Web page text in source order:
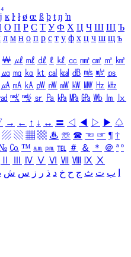
₄
ĸ ŀ ł ø œ ß þ ŧ ŋ ŉ
О П Р С Т У Ф Х Ц Ч Ш Щ Ъ
л м н о п р с т у ф х ц ч ш щ ъ
￦ ㎕ ㎖ ㎗ ℓ ㎘ ㏄ ㎣ ㎤ ㎥ ㎦
㎍ ㎎ ㎏ ㏏ ㎈ ㎉ ㏈ ㎧ ㎨ ㎰
㎂ ㎃ ㎄ ㎺ ㎻ ㎽ ㎾ ㎿ ㎐ ㎑
㎮ ㎯ ㏛ ㎩ ㎪ ㎫ ㎬ ㏝ ㏐
㏓
→ ← ↑ ↓ ↔ 〓 ◁ ◀ ▷ ▶ ♤
▨ ▧ ▦ ▩ ♨ ☏ ☎ ☜ ☞ ¶ †
㏇ ™ ㏂ ㏘ ℡ ＃ ＆ ＊ ＠ ª º
Ⅳ Ⅴ Ⅵ Ⅶ Ⅷ Ⅸ Ⅹ
ب ت ث ج ح خ د ذ ر ز س ش